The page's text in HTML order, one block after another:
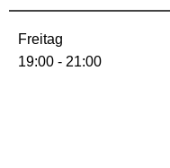
Freitag
19:00 - 21:00